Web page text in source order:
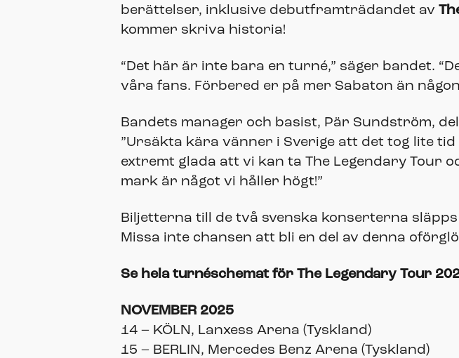
berättelser, inklusive debutframträdandet av
kommer skriva historia!
“Det här är inte bara en turné,” säger bandet.
våra fans. Förbered er på mer Sabaton än
Bandets manager och basist, Pär Sundström,
”Ursäkta kära vänner i Sverige att det tog lite
extremt glada att vi kan ta The Legendary Tour
mark är något vi håller högt!”
Biljetterna till de två svenska konserterna
Missa inte chansen att bli en del av denna
Se hela turnéschemat för The Legendary Tour
NOVEMBER 2025
14 – KÖLN, Lanxess Arena (Tyskland)
15 – BERLIN, Mercedes Benz Arena (Tyskland)